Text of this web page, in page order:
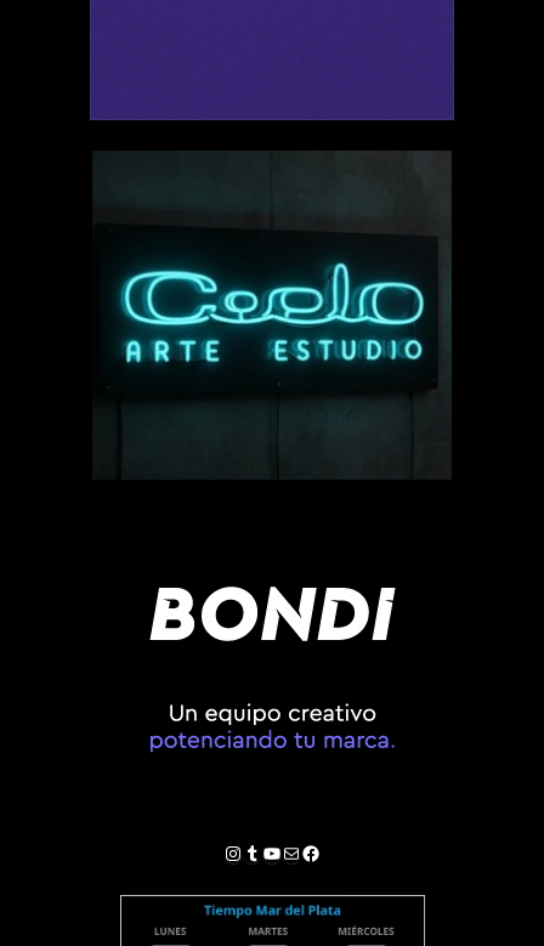
Instagram
Tumblr
YouTube
Correo electrónico
Facebook